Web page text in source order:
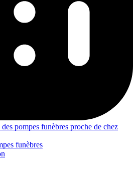
pompes funèbres proche de chez
funèbres